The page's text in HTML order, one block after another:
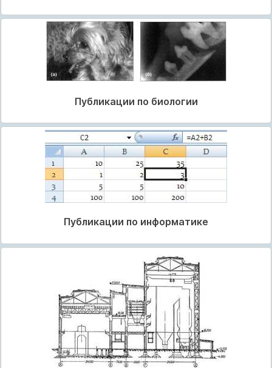
Публикации по биологии
Публикации по информатике